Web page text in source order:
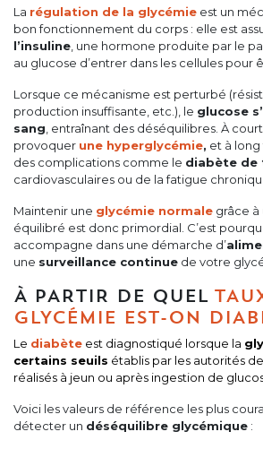
La régulation de la glycémie est un
bon fonctionnement du corps : elle est
l’insuline, une hormone produite par le
au glucose d’entrer dans les cellules pour
Lorsque ce mécanisme est perturbé
production insuffisante, etc.), le glucose
sang, entraînant des déséquilibres. À
provoquer une hyperglycémie, et à
des complications comme le diabète de
cardiovasculaires ou de la fatigue
Maintenir une glycémie normale grâce à
équilibré est donc primordial. C’est
accompagne dans une démarche d’
une surveillance continue de votre
À PARTIR DE QUEL
GLYCÉMIE EST-ON
Le diabète est diagnostiqué lorsque la
certains seuils établis par les autorités
réalisés à jeun ou après ingestion de
Voici les valeurs de référence les plus
détecter un déséquilibre glycémique :